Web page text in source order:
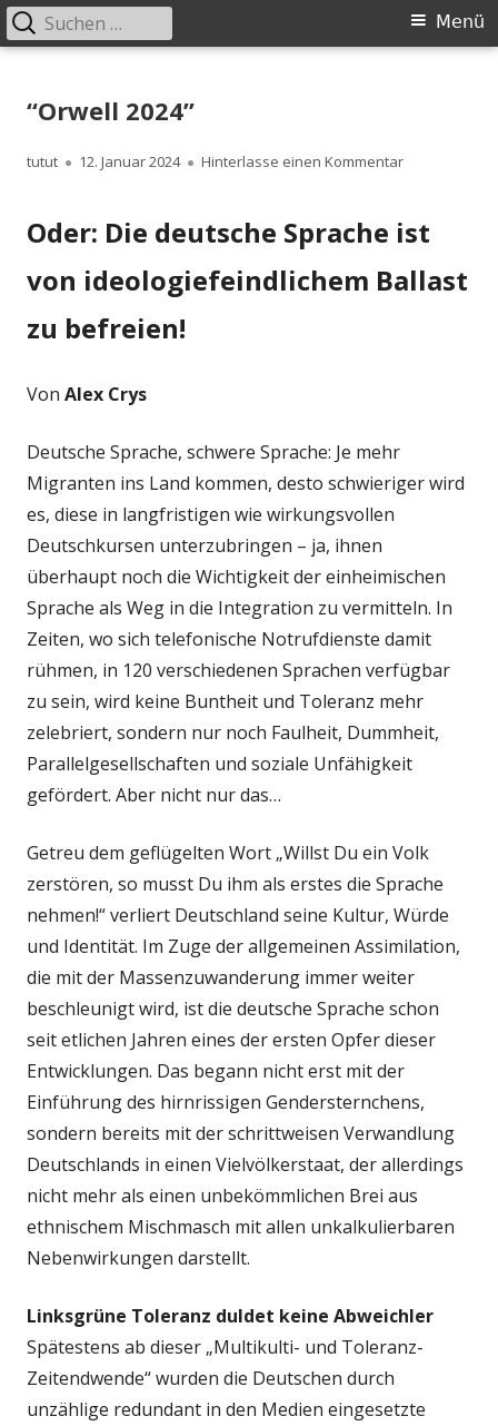
zum
Primäres
Menü
Suchen
nach:
“Orwell 2024”
Autor
tutut
Veröffentlicht
12. Januar 2024 Hinterlasse einen Kommentarzu “Orwell
Oder: Die deutsche Sprache ist
von ideologiefeindlichem Ballast
zu befreien!
Von Alex Crys
Deutsche Sprache, schwere Sprache: Je mehr
Migranten ins Land kommen, desto schwieriger wird
es, diese in langfristigen wie wirkungsvollen
Deutschkursen unterzubringen – ja, ihnen
überhaupt noch die Wichtigkeit der einheimischen
Sprache als Weg in die Integration zu vermitteln. In
Zeiten, wo sich telefonische Notrufdienste damit
rühmen, in 120 verschiedenen Sprachen verfügbar
zu sein, wird keine Buntheit und Toleranz mehr
zelebriert, sondern nur noch Faulheit, Dummheit,
Parallelgesellschaften und soziale Unfähigkeit
gefördert. Aber nicht nur das…
Getreu dem geflügelten Wort „Willst Du ein Volk
zerstören, so musst Du ihm als erstes die Sprache
nehmen!“ verliert Deutschland seine Kultur, Würde
und Identität. Im Zuge der allgemeinen Assimilation,
die mit der Massenzuwanderung immer weiter
beschleunigt wird, ist die deutsche Sprache schon
seit etlichen Jahren eines der ersten Opfer dieser
Entwicklungen. Das begann nicht erst mit der
Einführung des hirnrissigen Gendersternchens,
sondern bereits mit der schrittweisen Verwandlung
Deutschlands in einen Vielvölkerstaat, der allerdings
nicht mehr als einen unbekömmlichen Brei aus
ethnischem Mischmasch mit allen unkalkulierbaren
Nebenwirkungen darstellt.
Linksgrüne Toleranz duldet keine Abweichler
Spätestens ab dieser „Multikulti- und Toleranz-
Zeitendwende“ wurden die Deutschen durch
unzählige redundant in den Medien eingesetzte